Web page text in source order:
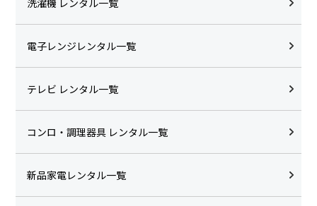
電子レンジレンタル一覧
テレビ レンタル一覧
コンロ・調理器具 レンタル一覧
新品家電レンタル一覧